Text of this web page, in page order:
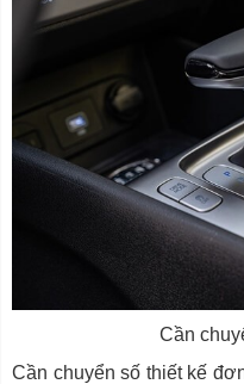
Cần
Cần chuyển số thiết kế